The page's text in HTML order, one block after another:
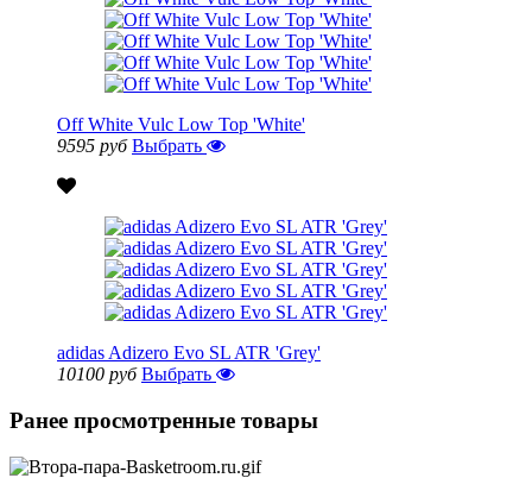
Off White Vulc Low Top 'White'
9595 руб Выбрать
adidas Adizero Evo SL ATR 'Grey'
10100 руб Выбрать
Ранее просмотренные товары